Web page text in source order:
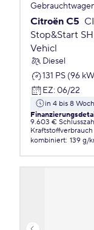
Citroën C5
Stop&Start
Vehicl
Diesel
131 PS (96
EZ: 06/22
in 4 bis 8
9.603 €
kombiniert: 139 g/